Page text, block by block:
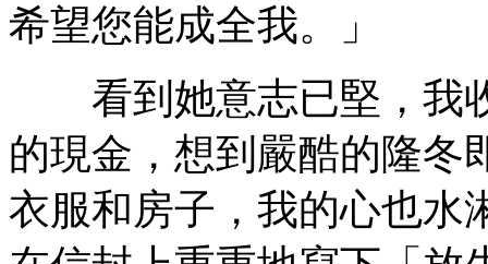
希望您能成全我。」
看到她意志已堅，我
的現金，想到嚴酷的隆冬
衣服和房子，我的心也水